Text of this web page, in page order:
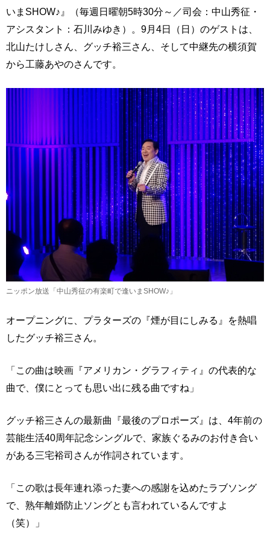
いまSHOW♪』（毎週日曜朝5時30分～／司会：中山秀征・
アシスタント：石川みゆき）。9月4日（日）のゲストは、
北山たけしさん、グッチ裕三さん、そして中継先の横須賀
から工藤あやのさんです。
ニッポン放送「中山秀征の有楽町で逢いまSHOW♪」
オープニングに、プラターズの『煙が目にしみる』を熱唱
したグッチ裕三さん。
「この曲は映画『アメリカン・グラフィティ』の代表的な
曲で、僕にとっても思い出に残る曲ですね」
グッチ裕三さんの最新曲『最後のプロポーズ』は、4年前の
芸能生活40周年記念シングルで、家族ぐるみのお付き合い
がある三宅裕司さんが作詞されています。
「この歌は長年連れ添った妻への感謝を込めたラブソング
で、熟年離婚防止ソングとも言われているんですよ
（笑）」